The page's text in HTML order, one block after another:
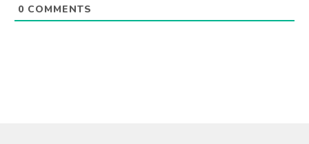
0 COMMENTS